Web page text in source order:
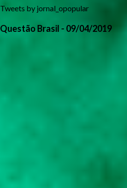
Tweets by jornal_opopular
Questão Brasil - 09/04/2019